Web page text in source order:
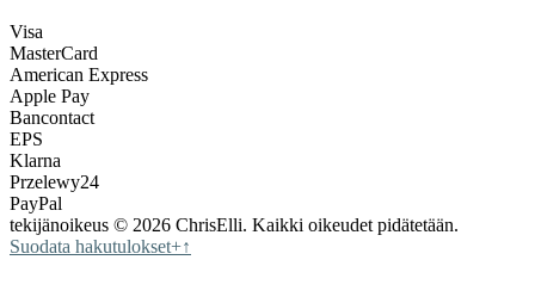
Visa
MasterCard
American Express
Apple Pay
Bancontact
EPS
Klarna
Przelewy24
PayPal
tekijänoikeus © 2026 ChrisElli. Kaikki oikeudet pidätetään.
Suodata hakutulokset+↑